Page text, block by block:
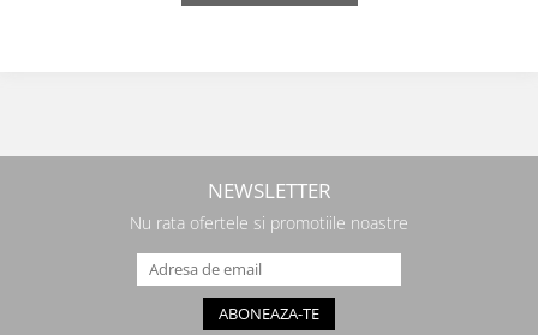
NEWSLETTER
Nu rata ofertele si promotiile noastre